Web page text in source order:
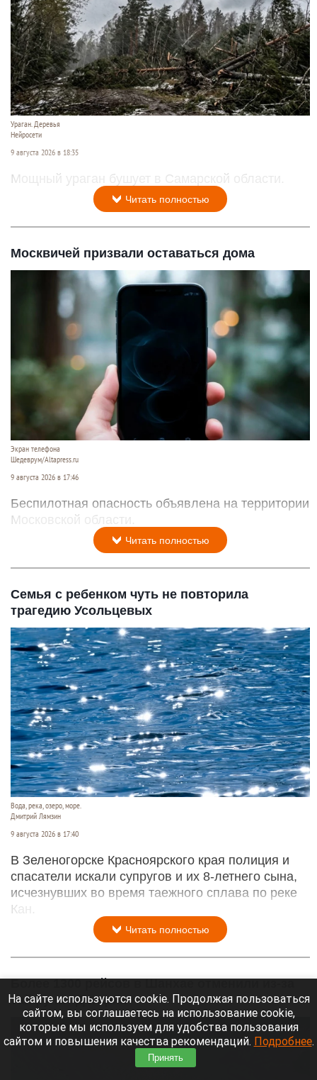
Ураган. Деревья
Нейросети
9 августа 2026 в 18:35
Мощный ураган бушует в Самарской области.
Читать полностью
Москвичей призвали оставаться дома
Экран телефона
Шедеврум/Altapress.ru
9 августа 2026 в 17:46
Беспилотная опасность объявлена на территории
Московской области.
Читать полностью
Семья с ребенком чуть не повторила
трагедию Усольцевых
Вода, река, озеро, море.
Дмитрий Лямзин
9 августа 2026 в 17:40
В Зеленогорске Красноярского края полиция и
спасатели искали супругов и их 8-летнего сына,
исчезнувших во время таежного сплава по реке
Кан.
Читать полностью
тайфуна «Долфин»
На сайте используются cookie. Продолжая пользоваться
сайтом, вы соглашаетесь на использование cookie,
которые мы используем для удобства пользования
сайтом и повышения качества рекомендаций. Подробнее.
Принять